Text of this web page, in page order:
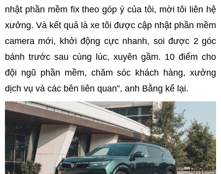
nhật phần mềm fix theo góp ý của tôi, mời tôi liên hệ
xưởng. Và kết quả là xe tôi được cập nhật phần mềm
camera mới, khởi động cực nhanh, soi được 2 góc
bánh trước sau cùng lúc, xuyên gầm. 10 điểm cho
đội ngũ phần mềm, chăm sóc khách hàng, xưởng
dịch vụ và các bên liên quan”, anh Bằng kể lại.